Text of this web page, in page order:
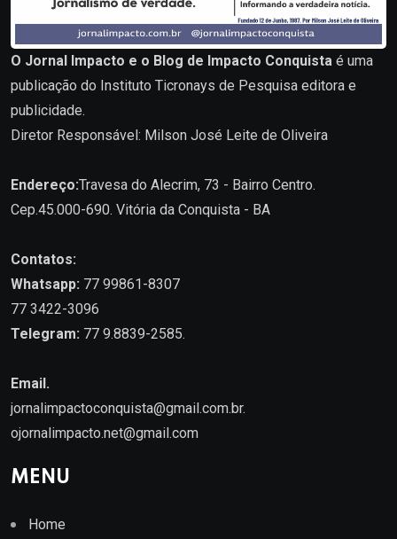
O Jornal Impacto e o Blog de Impacto Conquista é uma
publicação do Instituto Ticronays de Pesquisa editora e
publicidade.
Diretor Responsável: Milson José Leite de Oliveira
Endereço:Travesa do Alecrim, 73 - Bairro Centro.
Cep.45.000-690. Vitória da Conquista - BA
Contatos:
Whatsapp: 77 99861-8307
77 3422-3096
Telegram: 77 9.8839-2585.
Email.
jornalimpactoconquista@gmail.com.br.
ojornalimpacto.net@gmail.com
MENU
Home